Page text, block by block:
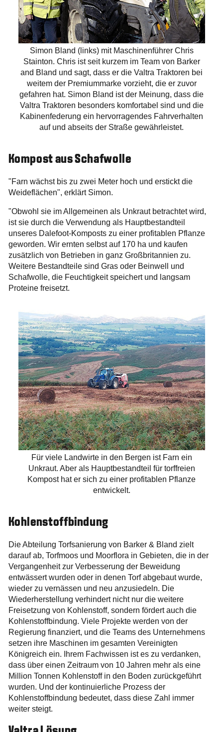
Simon Bland (links) mit Maschinenführer Chris
Stainton. Chris ist seit kurzem im Team von Barker
and Bland und sagt, dass er die Valtra Traktoren bei
weitem der Premiummarke vorzieht, die er zuvor
gefahren hat. Simon Bland ist der Meinung, dass die
Valtra Traktoren besonders komfortabel sind und die
Kabinenfederung ein hervorragendes Fahrverhalten
auf und abseits der Straße gewährleistet.
Kompost aus Schafwolle
"Farn wächst bis zu zwei Meter hoch und erstickt die
Weideflächen", erklärt Simon.
"Obwohl sie im Allgemeinen als Unkraut betrachtet wird,
ist sie durch die Verwendung als Hauptbestandteil
unseres Dalefoot-Komposts zu einer profitablen Pflanze
geworden. Wir ernten selbst auf 170 ha und kaufen
zusätzlich von Betrieben in ganz Großbritannien zu.
Weitere Bestandteile sind Gras oder Beinwell und
Schafwolle, die Feuchtigkeit speichert und langsam
Proteine freisetzt.
Für viele Landwirte in den Bergen ist Farn ein
Unkraut. Aber als Hauptbestandteil für torffreien
Kompost hat er sich zu einer profitablen Pflanze
entwickelt.
Kohlenstoffbindung
Die Abteilung Torfsanierung von Barker & Bland zielt
darauf ab, Torfmoos und Moorflora in Gebieten, die in der
Vergangenheit zur Verbesserung der Beweidung
entwässert wurden oder in denen Torf abgebaut wurde,
wieder zu vernässen und neu anzusiedeln. Die
Wiederherstellung verhindert nicht nur die weitere
Freisetzung von Kohlenstoff, sondern fördert auch die
Kohlenstoffbindung. Viele Projekte werden von der
Regierung finanziert, und die Teams des Unternehmens
setzen ihre Maschinen im gesamten Vereinigten
Königreich ein. Ihrem Fachwissen ist es zu verdanken,
dass über einen Zeitraum von 10 Jahren mehr als eine
Million Tonnen Kohlenstoff in den Boden zurückgeführt
wurden. Und der kontinuierliche Prozess der
Kohlenstoffbindung bedeutet, dass diese Zahl immer
weiter steigt.